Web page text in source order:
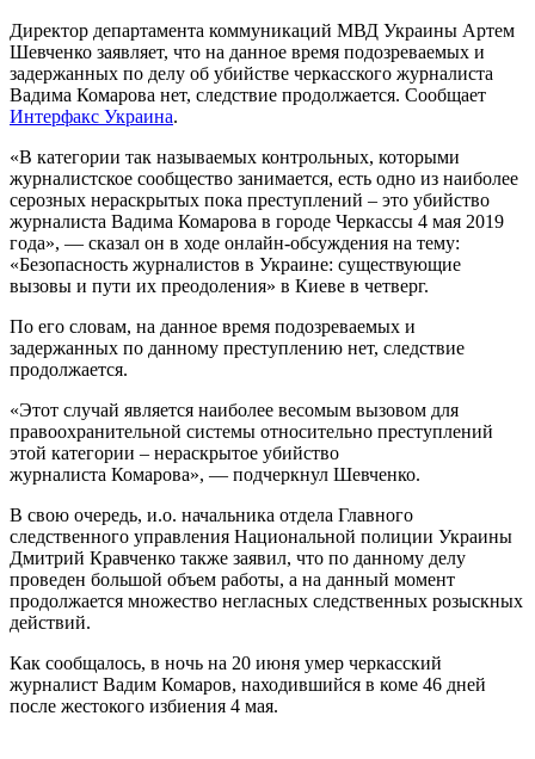
Директор департамента коммуникаций МВД Украины Артем
Шевченко заявляет, что на данное время подозреваемых и
задержанных по делу об убийстве черкасского журналиста
Вадима Комарова нет, следствие продолжается. Сообщает
Интерфакс Украина.
«В категории так называемых контрольных, которыми
журналистское сообщество занимается, есть одно из наиболее
серозных нераскрытых пока преступлений – это убийство
журналиста Вадима Комарова в городе Черкассы 4 мая 2019
года», — сказал он в ходе онлайн-обсуждения на тему:
«Безопасность журналистов в Украине: существующие
вызовы и пути их преодоления» в Киеве в четверг.
По его словам, на данное время подозреваемых и
задержанных по данному преступлению нет, следствие
продолжается.
«Этот случай является наиболее весомым вызовом для
правоохранительной системы относительно преступлений
этой категории – нераскрытое убийство
журналиста Комарова», — подчеркнул Шевченко.
В свою очередь, и.о. начальника отдела Главного
следственного управления Национальной полиции Украины
Дмитрий Кравченко также заявил, что по данному делу
проведен большой объем работы, а на данный момент
продолжается множество негласных следственных розыскных
действий.
Как сообщалось, в ночь на 20 июня умер черкасский
журналист Вадим Комаров, находившийся в коме 46 дней
после жестокого избиения 4 мая.